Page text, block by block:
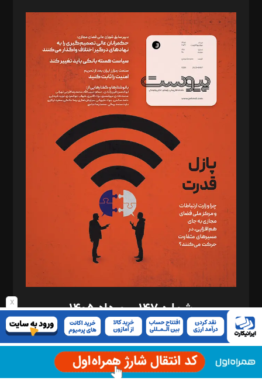
x
مدیر مسئول: محمدباقر اثنی‌عشری
سردبیر: مهرک محمودی
دبیر تحریریه: میثم قاسمی
د‌بیر ناداستان: سمانه سمیع
د‌بیر خدمت و تجارت: ابوالفضل رجبی
د‌بیر حقوق فناوری: حسام‌الدین ایپکچی
د‌بیر پیوست جهان: مینا پاکدل
د‌بیر تحریریه آنلاین: بابک نقاش
تحریریه‌: مجتبی محمود‌ی، آرش برهمند، یسنا امان‌پور، سروش کرمیان،
مصطفی مسجدی آرانی، ابوالفضل رجبی، زهرا فکرانه، فائزه فتحی
رستمی،مصطفی باستان
ویرایش: نگار استاد‌‌آقا
طراح یونیفرم: مجید توکلی
فیلمبرداری و عکاسی: امیر شفیعی، مانی لطفی زاده
گرافیک و صفحه‌آرایی: سید‌سبحان‌علی ثابت
مد‌یر توسعه تجاری: کامبیز برید‌
امور مالی: شاپور رهبری، محمد‌ کاظمی‌نیا
مرکز تماس: ۰۲۱۴۲۸۲۴۰۰۰
آگهی و مشترکین: ۰۹۱۹۹۹۹۰۴۵۴
شماره ۱۴۷ - مرداد ۱۴۰۵
دانلود ماهنامه